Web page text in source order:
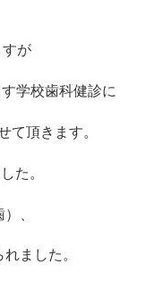
が
学校歯科健診に
て頂きます。
た。
、
ました。